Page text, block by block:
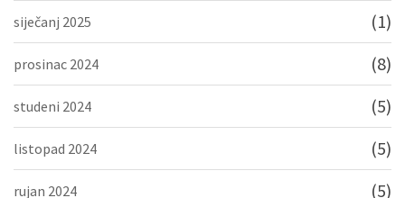
siječanj 2025 (1)
prosinac 2024 (8)
studeni 2024 (5)
listopad 2024 (5)
rujan 2024 (5)